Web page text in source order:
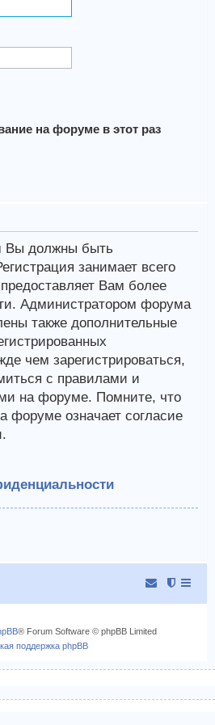
на форуме в этот раз
Вы должны быть
занимает всего
Вам более
Администратором форума
также дополнительные
чем зарегистрироваться,
с правилами и
на форуме. Помните, что
форуме означает согласие
® Forum Software © phpBB Limited
поддержка phpBB